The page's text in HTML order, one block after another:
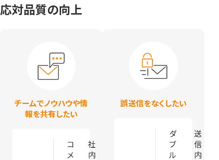
応対品質の向上
チームでノウハウや情
報を共有したい
コ
メ
社
内
誤送信をなくしたい
ダ
ブ
ル
送
信
内